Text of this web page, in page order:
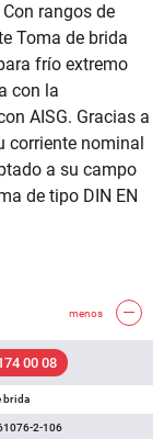
rangos de
Toma de brida
frío extremo
con la
AISG. Gracias a
corriente nominal
a su campo
de tipo DIN EN
menos
00 08
brida
2-106